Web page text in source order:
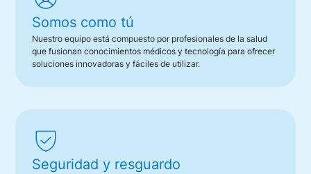
Somos como tú
Nuestro equipo está compuesto por profesionales de la salud
que fusionan conocimientos médicos y tecnología para ofrecer
soluciones innovadoras y fáciles de utilizar.
Seguridad y resguardo